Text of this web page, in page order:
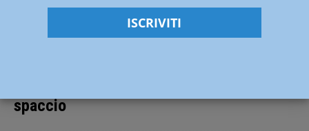
bloccato: addosso aveva anche droga pronta allo spaccio
Ruba telefono e portafogli al titolare di un
spaccio